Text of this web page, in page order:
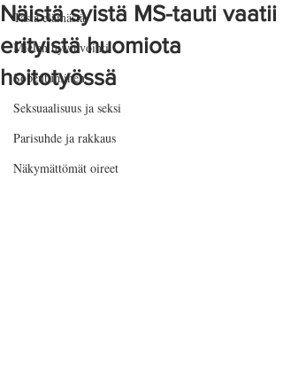
Tästä elämästä
Mielen hyvinvointi
Sopeutuminen
Seksuaalisuus ja seksi
Parisuhde ja rakkaus
Näkymättömät oireet
Näistä syistä MS-tauti vaatii
erityistä huomiota
hoitotyössä